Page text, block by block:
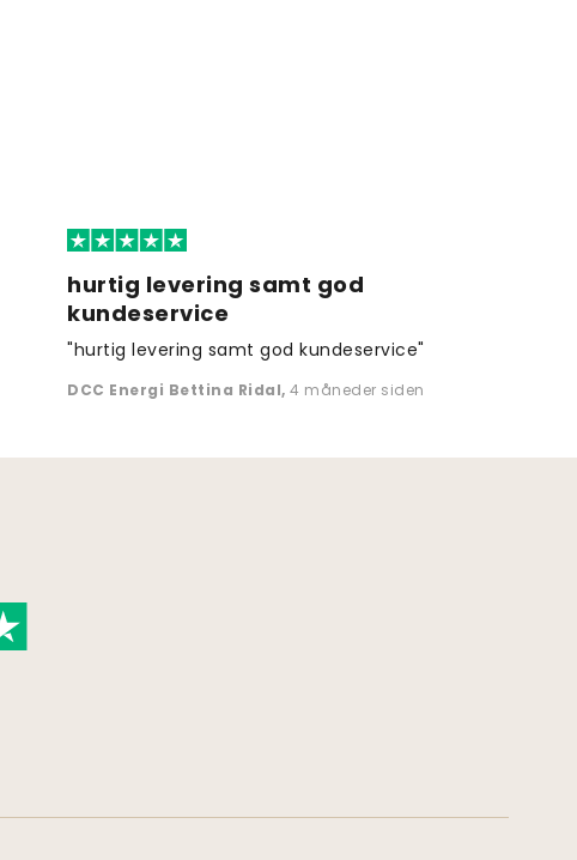
hurtig levering samt god
kundeservice
"hurtig levering samt god kundeservice"
DCC Energi Bettina Ridal, 4 måneder siden